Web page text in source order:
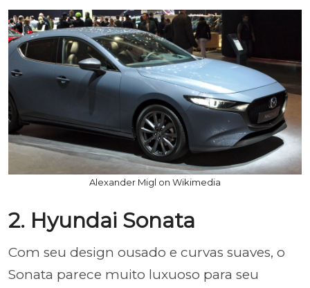
Alexander Migl on Wikimedia
2. Hyundai Sonata
Com seu design ousado e curvas suaves, o
Sonata parece muito luxuoso para seu